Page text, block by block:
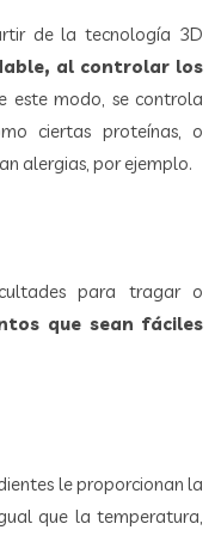
de la tecnología 3D
al controlar los
este modo, se controla
ciertas proteínas, o
alergias, por ejemplo.
para tragar o
que sean fáciles
le proporcionan la
que la temperatura,